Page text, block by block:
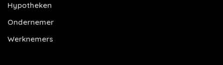
Hypotheken
Ondernemer
Werknemers